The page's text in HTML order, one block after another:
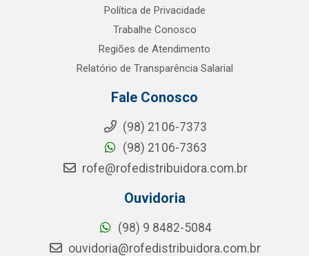
Política de Privacidade
Trabalhe Conosco
Regiões de Atendimento
Relatório de Transparência Salarial
Fale Conosco
(98) 2106-7373
(98) 2106-7363
rofe@rofedistribuidora.com.br
Ouvidoria
(98) 9 8482-5084
ouvidoria@rofedistribuidora.com.br